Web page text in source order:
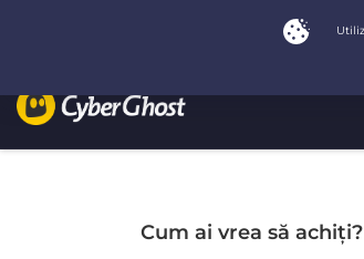
Cum ai vrea să achiți?